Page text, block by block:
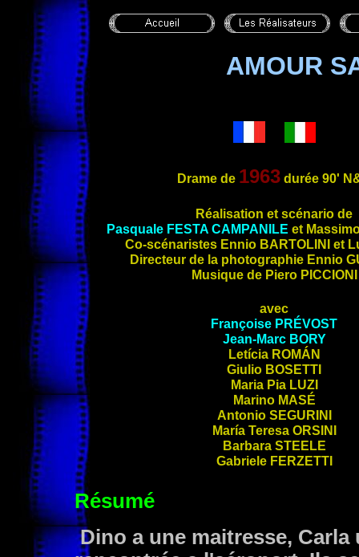
AMOUR
Drame de 1963durée 90'
Réalisation et scénario de
Pasquale FESTA CAMPANILE et
Co-scénaristes Ennio BARTOLINIet
Directeur de la photographie Ennio
Musique de Piero PICCIONI
avec
Françoise PRÉVOST
Jean-Marc BORY
Letícia ROMÁN
Giulio BOSETTI
Maria Pia LUZI
Marino MASÉ
Antonio SEGURINI
María Teresa ORSINI
Barbara STEELE
Gabriele FERZETTI
Résumé
Dino a une maitresse, Carla